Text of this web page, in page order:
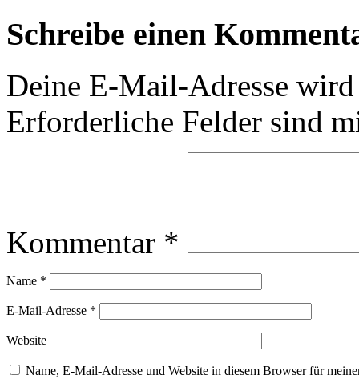
Schreibe einen
Deine E-Mail-Adresse
Erforderliche Felder sind
Kommentar *
Name *
E-Mail-Adresse *
Website
Name, E-Mail-Adresse und Website in diesem Browser für